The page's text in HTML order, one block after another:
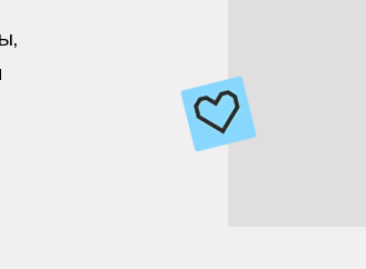
моделирование в строительстве